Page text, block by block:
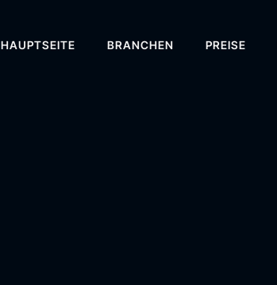
HAUPTSEITE BRANCHEN PREISE